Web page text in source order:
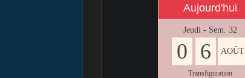
Aujourd'hui
Jeudi - Sem. 32
0 6 AOÛT
Transfiguration